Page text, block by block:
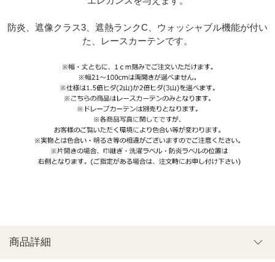
防炎、遮像クラス3、遮熱ランクC、ウォッシャブル機能が付い
た、レースカーテンです。
商品詳細